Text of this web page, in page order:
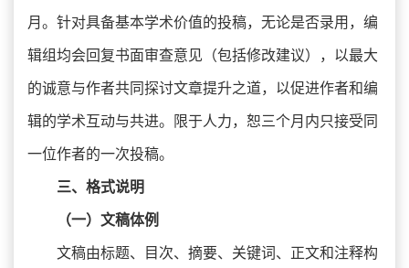
月。针对具备基本学术价值的投稿，无论是否录用，编
辑组均会回复书面审查意见（包括修改建议），以最大
的诚意与作者共同探讨文章提升之道，以促进作者和编
辑的学术互动与共进。限于人力，恕三个月内只接受同
一位作者的一次投稿。
三、格式说明
（一）文稿体例
文稿由标题、目次、摘要、关键词、正文和注释构